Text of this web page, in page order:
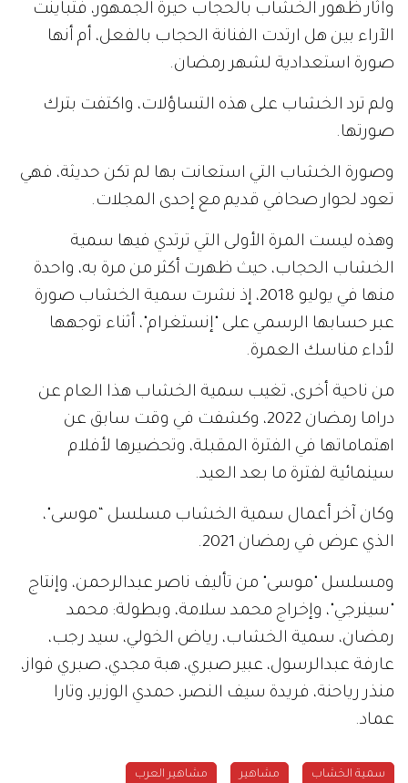
وأثار ظهور الخشاب بالحجاب حيرة الجمهور، فتباينت
الآراء بين هل ارتدت الفنانة الحجاب بالفعل، أم أنها
صورة استعدادية لشهر رمضان.
ولم ترد الخشاب على هذه التساؤلات، واكتفت بترك
صورتها.
وصورة الخشاب التي استعانت بها لم تكن حديثة، فهي
تعود لحوار صحافي قديم مع إحدى المجلات.
وهذه ليست المرة الأولى التي ترتدي فيها سمية
الخشاب الحجاب، حيث ظهرت أكثر من مرة به، واحدة
منها في يوليو 2018، إذ نشرت سمية الخشاب صورة
عبر حسابها الرسمي على "إنستغرام"، أثناء توجهها
لأداء مناسك العمرة.
من ناحية أخرى، تغيب سمية الخشاب هذا العام عن
دراما رمضان 2022، وكشفت في وقت سابق عن
اهتماماتها في الفترة المقبلة، وتحضيرها لأفلام
سينمائية لفترة ما بعد العيد.
وكان آخر أعمال سمية الخشاب مسلسل “موسى"،
الذي عرض في رمضان 2021.
ومسلسل "موسى" من تأليف ناصر عبدالرحمن، وإنتاج
"سينرجي"، وإخراج محمد سلامة، وبطولة: محمد
رمضان، سمية الخشاب، رياض الخولي، سيد رجب،
عارفة عبدالرسول، عبير صبري، هبة مجدي، صبري فواز،
منذر رياحنة، فريدة سيف النصر، حمدي الوزير، وتارا
عماد.
سمية الخشاب مشاهير مشاهير العرب